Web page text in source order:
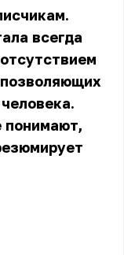
всегда
понимают,